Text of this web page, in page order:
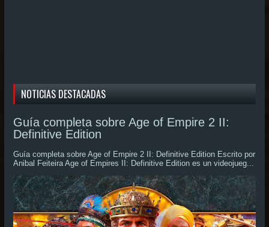
NOTICIAS DESTACADAS
Guía completa sobre Age of Empire 2 II:
Definitive Edition
Guía completa sobre Age of Empire 2 II: Definitive Edition Escrito por
Anibal Feiteira Age of Empires II: Definitive Edition es un videojueg...